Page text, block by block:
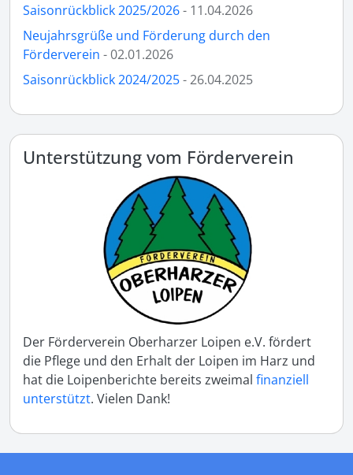
Saisonrückblick 2025/2026- 11.04.2026
Neujahrsgrüße und Förderung durch den
Förderverein - 02.01.2026
Saisonrückblick 2024/2025- 26.04.2025
Unterstützung vom Förderverein
Der Förderverein Oberharzer Loipen e.V. fördert
die Pflege und den Erhalt der Loipen im Harz und
hat die Loipenberichte bereits zweimal finanziell
unterstützt. Vielen Dank!